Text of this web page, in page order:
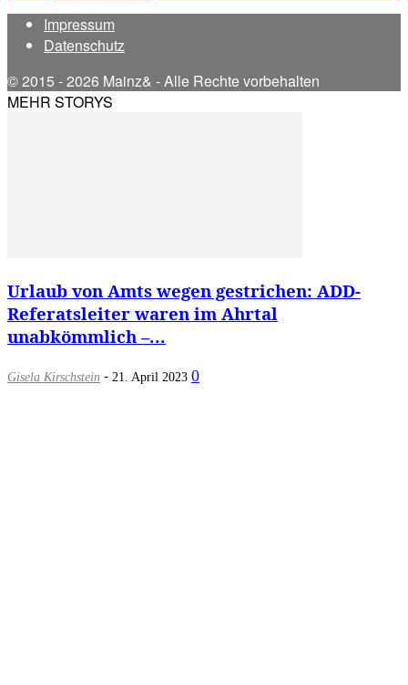
Impressum
Datenschutz
© 2015 - 2026 Mainz& - Alle Rechte vorbehalten
MEHR STORYS
Urlaub von Amts wegen gestrichen: ADD-
Referatsleiter waren im Ahrtal
unabkömmlich –...
Gisela Kirschstein - 21. April 2023 0